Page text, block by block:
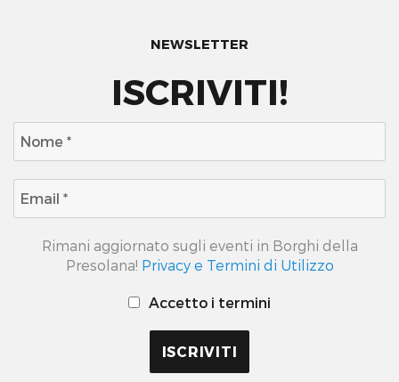
NEWSLETTER
ISCRIVITI!
Rimani aggiornato sugli eventi in Borghi della
Presolana! Privacy e Termini di Utilizzo
Accetto i termini